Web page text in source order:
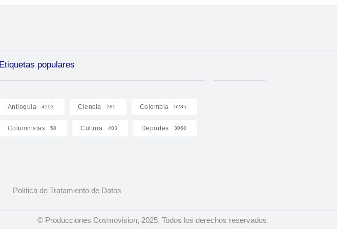
Etiquetas populares
Antioquia 4503 Ciencia 285 Colombia 6235
Columnistas 58 Cultura 403 Deportes 3068
Política de Tratamiento de Datos
© Producciones Cosmovision, 2025. Todos los derechos reservados.